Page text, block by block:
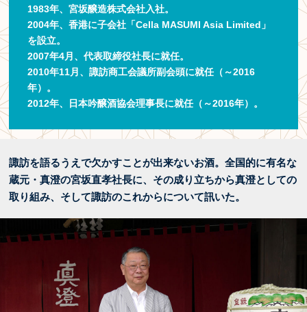
1983年、宮坂醸造株式会社入社。
2004年、香港に子会社「Cella MASUMI Asia Limited」
を設立。
2007年4月、代表取締役社長に就任。
2010年11月、諏訪商工会議所副会頭に就任（～2016
年）。
2012年、日本吟醸酒協会理事長に就任（～2016年）。
諏訪を語るうえで欠かすことが出来ないお酒。全国的に有名な
蔵元・真澄の宮坂直孝社長に、その成り立ちから真澄としての
取り組み、そして諏訪のこれからについて訊いた。